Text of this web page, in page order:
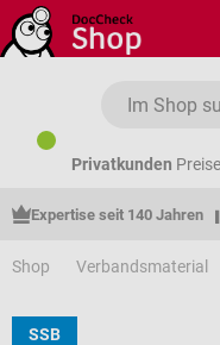
Zum Hauptinhalt springen
Privatkunden
Expertise seit 140 Jahren
Shop Verbandsmaterial
SSB